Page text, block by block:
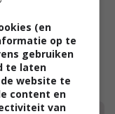
(en
op te
gebruiken
te laten
website te
content en
van